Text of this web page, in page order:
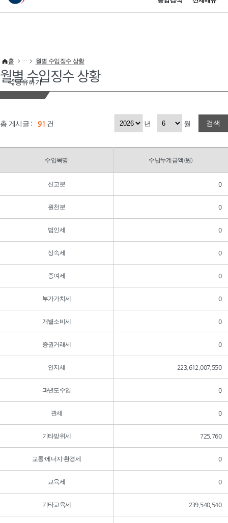
이 누리집은 대한민국 공식 전자정부 누리집입니다.
공유하기
홈 월별 수입징수 상황
월별 수입징수 상황
총 게시글 : 91 건 년 월 검색
수입목명 수납누계금액(원)
신고분 0
원천분 0
법인세 0
상속세 0
증여세 0
부가가치세 0
개별소비세 0
증권거래세 0
인지세 223,612,007,550
과년도수입 0
관세 0
기타방위세 725,760
교통·에너지·환경세 0
교육세 0
기타교육세 239,540,540